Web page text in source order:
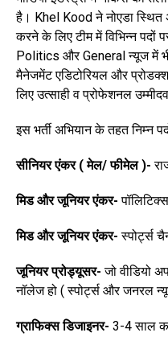
है। Khel Kood ने नोएडा
करने के लिए टीम में विभिन्न पदों
Politics और General न्यूज में
मैनेजमेंट एडिटोरियल और
लिए उत्साही व प्रोफेशनल
इस भर्ती अभियान के तहत निम्न
सीनियर एंकर ( मेल/ फीमेल )-
मिड और जूनियर एंकर-
मिड और जूनियर एंकर- स्पोर्ट्स
जूनियर प्रोड्यूसर-जो वीडियो
नॉलेज हो ( स्पोर्ट्स और जनरल
ग्राफिक्स डिजाइनर- 3-4 साल